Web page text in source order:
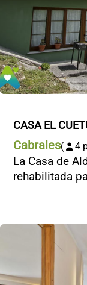
CASA EL
Cabrales( 4
La Casa de
rehabilitada